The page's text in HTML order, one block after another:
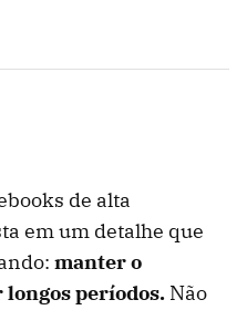
de alta
em um detalhe que
manter o
longos períodos. Não